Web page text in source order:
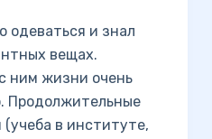
одеваться и знал
вещах.
ним жизни очень
Продолжительные
в институте,